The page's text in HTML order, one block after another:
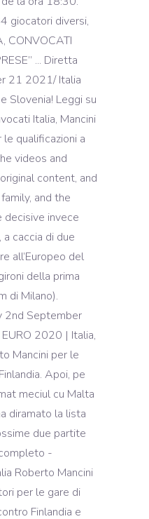
giocatori diversi,
CONVOCATI
... Diretta
21 2021/ Italia
Slovenia! Leggi su
Italia, Mancini
qualificazioni a
videos and
content, and
and the
decisive invece
caccia di due
all’Europeo del
della prima
di Milano).
2nd September
2020 | Italia,
Mancini per le
Apoi, pe
meciul cu Malta
diramato la lista
due partite
-
Roberto Mancini
per le gare di
Finlandia e